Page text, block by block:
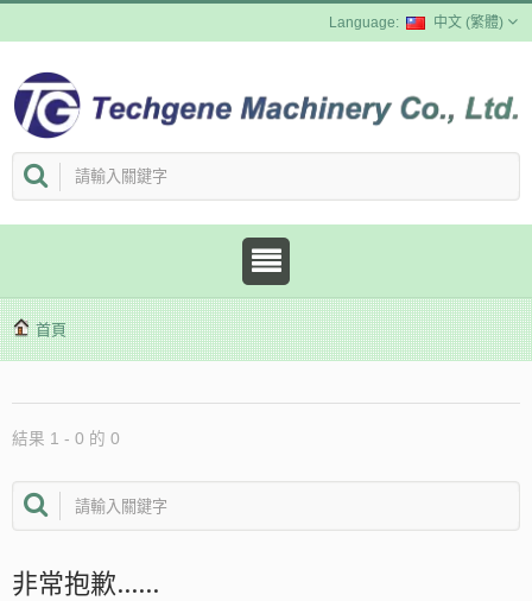
中文 (繁體)
首頁
結果 1 - 0 的 0
非常抱歉......